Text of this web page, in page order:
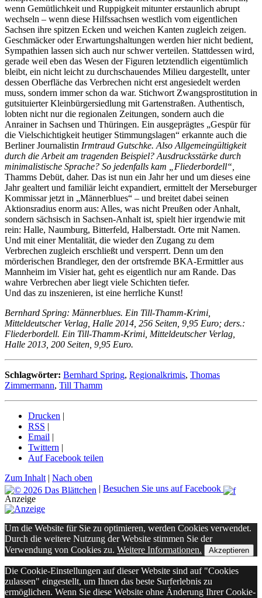
wenn Gemütlichkeit und Ruppigkeit mitunter erstaunlich abrupt
wechseln – wenn diese Hilfssachsen westlich vom eigentlichen
Sachsen ihre spitzen Ecken und weichen Kanten zugleich zeigen.
Geschmäcker oder Erwartungshaltungen werden hier nicht bedient,
Sympathien lassen sich auch nur schwer verteilen. Stattdessen wird,
gerade weil eben das Wesen der Figuren letztendlich eigentümlich
bleibt, ein nicht leicht zu durchschauendes Milieu dargestellt, unter
dessen Oberfläche das Verbrechen nicht erst angesiedelt werden
muss, sondern immer schon da war. Stichwort Zwangsprostitution in
gutsituierter Kleinbürgersiedlung mit Gartenstraßen. Authentisch,
lobten nicht nur die regionalen Zeitungen, sondern auch die
Anrainer in Sachsen und Thüringen. Ein ausgeprägtes „Gespür für
die Vielschichtigkeit heutiger Stimmungslagen“ erkannte auch die
Berliner Journalistin Irmtraud Gutschke. Also Allgemeingültigkeit
durch die Arbeit am tragenden Beispiel? Ausdrucksstärke durch
minimalistische Sprache? So jedenfalls kam „Fliederbordell“,
Thamms Debüt, daher. Das ist nun ein Jahr her und um dieses eine
Jahr gealtert und familiär leicht expandiert, ermittelt der Merseburger
Kommissar jetzt in „Männerblues“ – und breitet dabei seinen
Aktionsradius enorm aus: Alles, was nicht Preußen oder Anhalt,
sondern sächsisch in Sachsen-Anhalt ist, spielt hier irgendwie mit
rein: Halle, Naumburg, Bitterfeld, Halberstadt. Orte mit Namen.
Und mit einer Mentalität, die wieder den Zugang zu dem
Verbrechen zugleich erschließt und versperrt. Denn um den
mörderischen Brandleger, den der ortsfremde BKA-Ermittler aus
Mannheim im Visier hat, geht es eigentlich nur am Rande. Das
wahre Verbrechen aber liegt viele Schichten tiefer.
Und das zu inszenieren, ist eine herrliche Kunst!
Bernhard Spring: Männerblues. Ein Till-Thamm-Krimi,
Mitteldeutscher Verlag, Halle 2014, 256 Seiten, 9,95 Euro; ders.:
Fliederbordell. Ein Till-Thamm-Krimi, Mitteldeutscher Verlag,
Halle 2013, 200 Seiten, 9,95 Euro.
Schlagwörter: Bernhard Spring, Regionalkrimis, Thomas
Zimmermann, Till Thamm
Drucken |
RSS |
Email |
Twittern |
Auf Facebook teilen
Zum Inhalt | Nach oben
| Besuchen Sie uns auf Facebook
Anzeige
Um die Website für Sie zu optimieren, werden Cookies verwendet.
Durch die weitere Nutzung der Website stimmen Sie der
Verwendung von Cookies zu. Weitere Informationen. Akzeptieren
Die Cookie-Einstellungen auf dieser Website sind auf "Cookies
zulassen" eingestellt, um Ihnen das beste Surferlebnis zu
ermöglichen. Wenn Sie diese Website ohne Änderung Ihrer Cookie-